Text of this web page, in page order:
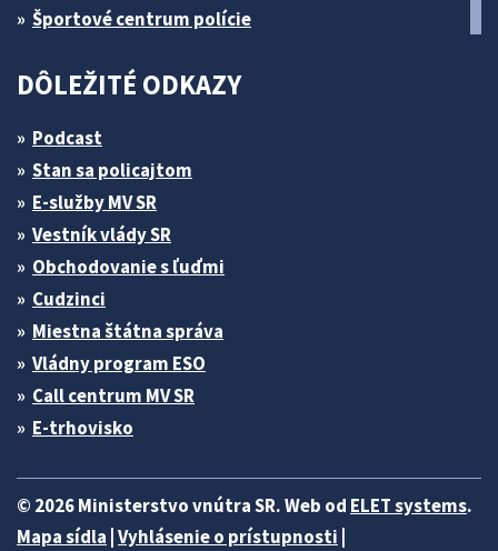
Športové centrum polície
DÔLEŽITÉ ODKAZY
Podcast
Stan sa policajtom
E-služby MV SR
Vestník vlády SR
Obchodovanie s ľuďmi
Cudzinci
Miestna štátna správa
Vládny program ESO
Call centrum MV SR
E-trhovisko
© 2026 Ministerstvo vnútra SR. Web od ELET systems.
Mapa sídla |Vyhlásenie o prístupnosti |